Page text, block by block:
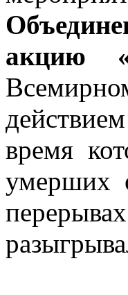
акцию
время
умерших